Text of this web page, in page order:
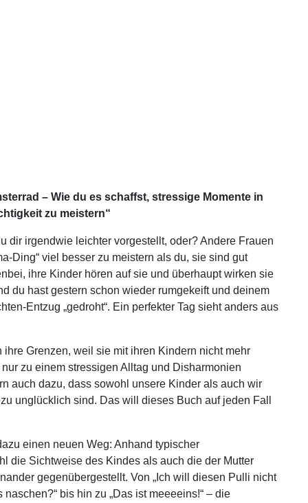
– Wie du es schaffst, stressige Momente in
zu meistern“
dir irgendwie leichter vorgestellt, oder? Andere Frauen
Ding“ viel besser zu meistern als du, sie sind gut
ihre Kinder hören auf sie und überhaupt wirken sie
du hast gestern schon wieder rumgekeift und deinem
Entzug „gedroht“. Ein perfekter Tag sieht anders aus
ihre Grenzen, weil sie mit ihren Kindern nicht mehr
zu einem stressigen Alltag und Disharmonien
auch dazu, dass sowohl unsere Kinder als auch wir
unglücklich sind. Das will dieses Buch auf jeden Fall
einen neuen Weg: Anhand typischer
die Sichtweise des Kindes als auch die der Mutter
gegenübergestellt. Von „Ich will diesen Pulli nicht
naschen?“ bis hin zu „Das ist meeeeins!“ – die